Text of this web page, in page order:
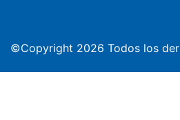
©Copyright 2026 Todos los